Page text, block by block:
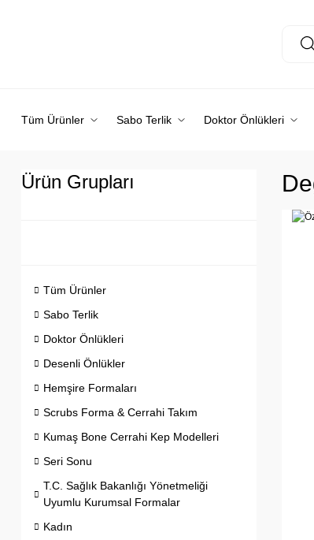
Tüm Ürünler Sabo Terlik Doktor Önlükleri
Ürün Grupları
Tüm Ürünler
Sabo Terlik
Doktor Önlükleri
Desenli Önlükler
Hemşire Formaları
Scrubs Forma & Cerrahi Takım
Kumaş Bone Cerrahi Kep Modelleri
Seri Sonu
T.C. Sağlık Bakanlığı Yönetmeliği
Uyumlu Kurumsal Formalar
Kadın